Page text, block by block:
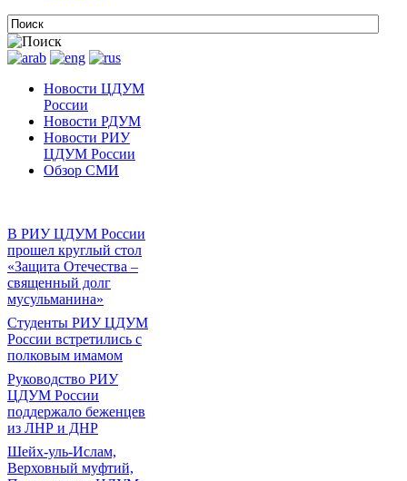
Новости ЦДУМ
России
Новости РДУМ
Новости РИУ
ЦДУМ России
Обзор СМИ
В РИУ ЦДУМ России
прошел круглый стол
«Защита Отечества –
священный долг
мусульманина»
Студенты РИУ ЦДУМ
России встретились с
полковым имамом
Руководство РИУ
ЦДУМ России
поддержало беженцев
из ЛНР и ДНР
Шейх-уль-Ислам,
Верховный муфтий,